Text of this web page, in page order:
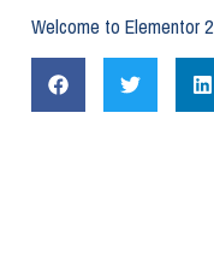
Welcome to Elementor 2